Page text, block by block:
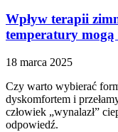
Wpływ terapii
temperatury mogą
18 marca 2025
Czy warto wybierać
dyskomfortem i
człowiek „wynalazł”
odpowiedź.